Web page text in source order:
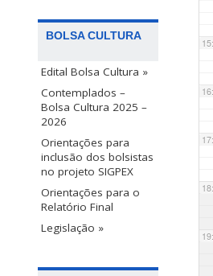
BOLSA CULTURA
Edital Bolsa Cultura »
Contemplados –
Bolsa Cultura 2025 –
2026
Orientações para
inclusão dos bolsistas
no projeto SIGPEX
Orientações para o
Relatório Final
Legislação »